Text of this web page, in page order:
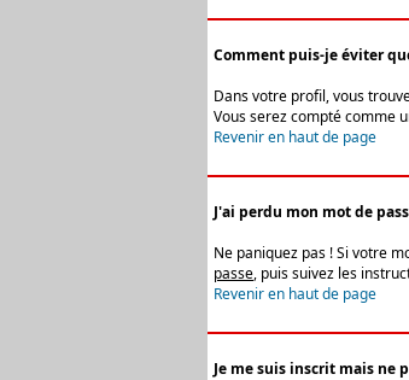
Comment puis-je éviter
Dans votre profil, vous
Vous serez compté comme
Revenir en haut de page
J'ai perdu mon mot de
Ne paniquez pas ! Si votre
passe, puis suivez les
Revenir en haut de page
Je me suis inscrit mais ne